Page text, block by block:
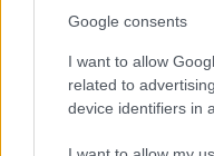
Google consents
I want to allow
related to
device identifiers in
Tilaa